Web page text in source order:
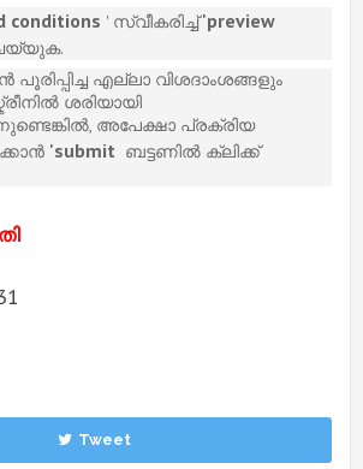
conditions ' സ്വീകരിച്ച്'preview
എല്ലാ വിശദാംശങ്ങളും
ശരിയായി
അപേക്ഷാ പ്രക്രിയ
'submit ബട്ടണിൽ ക്ലിക്ക്
Tweet